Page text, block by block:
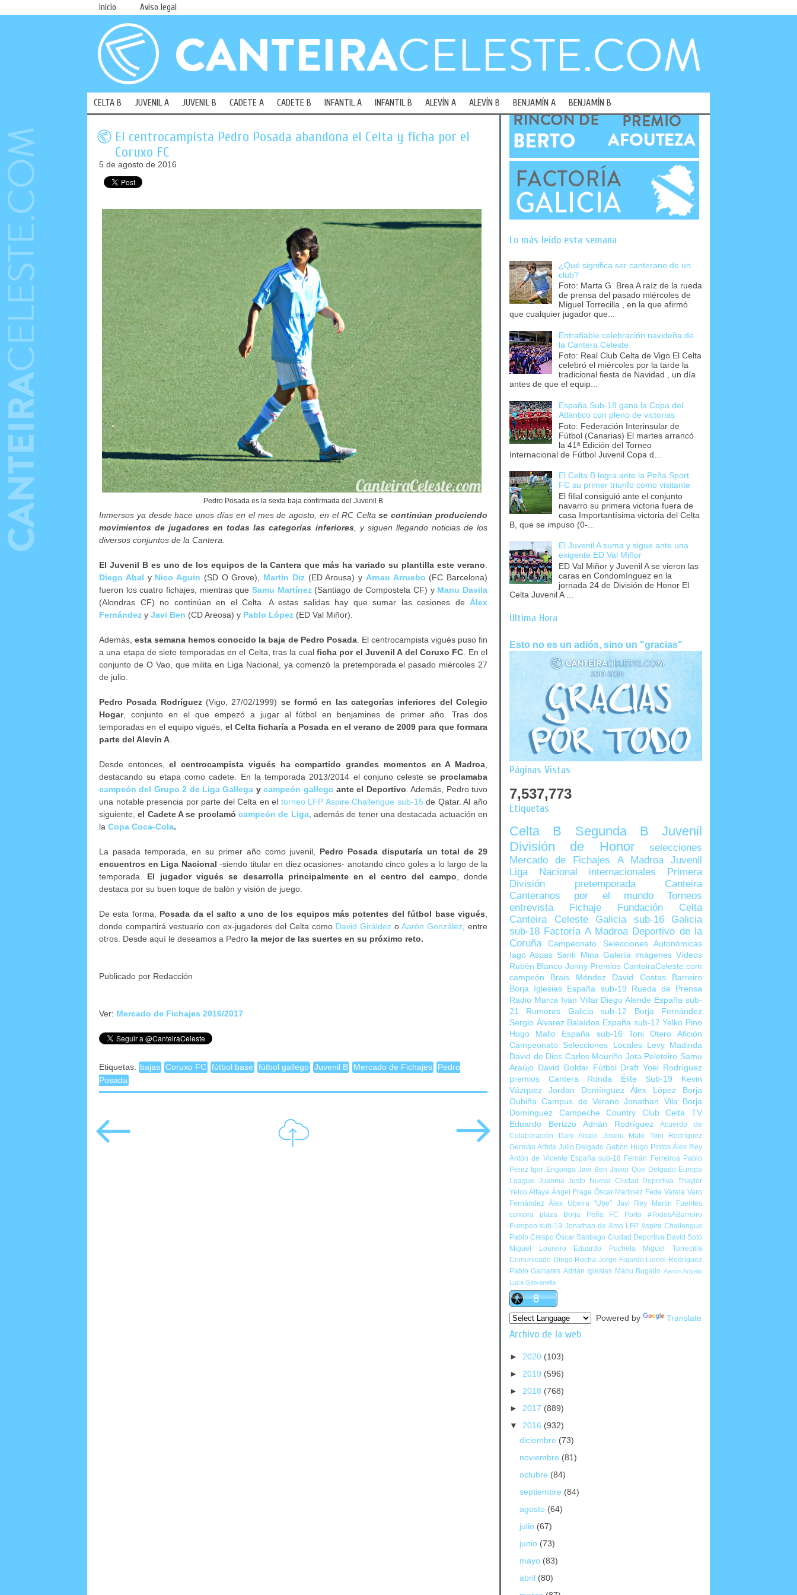
Inicio Aviso legal
CELTA B JUVENIL A JUVENIL B CADETE A CADETE B INFANTIL A INFANTIL B ALEVÍN A ALEVÍN B BENJAMÍN A BENJAMÍN B
El centrocampista Pedro Posada abandona el Celta y ficha por el
Coruxo FC
5 de agosto de 2016
Pedro Posada es la sexta baja confirmada del Juvenil B
Inmersos ya desde hace unos días en el mes de agosto, en el RC Celtase continúan produciendo
movimientos de jugadores en todas las categorías inferiores, y siguen llegando noticias de los
diversos conjuntos de la Cantera.
El Juvenil B es uno de los equipos de la Cantera que más ha variado su plantilla este verano
Diego Abal y Nico Aguin (SD O Grove), Martín Diz(ED Arousa) y Arnau Arruebo (FC Barcelona)
fueron los cuatro fichajes, mientras que Samu Martínez(Santiago de Compostela CF) y Manu Davila
(Alondras CF) no continúan en el Celta. A estas salidas hay que sumar las cesiones de Álex
Fernández y Javi Ben (CD Areosa) y Pablo López (ED Val Miñor).
Además,esta semana hemos conocido la baja de Pedro Posada. El centrocampista vigués puso fin
a una etapa de siete temporadas en el Celta, tras la cual ficha por el Juvenil A del Coruxo FC . En el
conjunto de O Vao, que milita en Liga Nacional, ya comenzó la pretemporada el pasado miércoles 27
de julio.
Pedro Posada Rodríguez(Vigo, 27/02/1999) se formó en las categorías inferiores del Colegio
Hogar, conjunto en el que empezó a jugar al fútbol en benjamines de primer año. Tras dos
temporadas en el equipo vigués, el Celta ficharía a Posada en el verano de 2009 para que formara
parte del Alevín A
Desde entonces,el centrocampista vigués ha compartido grandes momentos en A Madroa
destacando su etapa como cadete. En la temporada 2013/2014 el conjuno celeste se proclamaba
campeón del Grupo 2 de Liga Gallega ycampeón gallego ante el Deportivo . Además, Pedro tuvo
una notable presencia por parte del Celta en el torneo LFP Aspire Challengue sub-15 de Qatar. Al año
siguiente,el Cadete A se proclamócampeón de Liga, además de tener una destacada actuación en
la Copa Coca-Cola.
La pasada temporada, en su primer año como juvenil, Pedro Posada disputaría un total de 29
encuentros en Liga Nacional -siendo titular en diez ocasiones- anotando cinco goles a lo largo de la
temporada. El jugador vigués se desarrolla principalmente en el centro del campo , donde
destaca por su buen toque de balón y visión de juego.
De esta forma, Posada da el salto a uno de los equipos más potentes del fútbol base vigués
donde compartirá vestuario con ex-jugadores del Celta como David Giráldez o Aarón González , entre
otros. Desde aquí le deseamos a Pedro la mejor de las suertes en su próximo reto.
Publicado por Redacción
Ver: Mercado de Fichajes 2016/2017
Etiquetas: bajas Coruxo FC fútbol base fútbol gallego Juvenil B Mercado de Fichajes
Pedro
Posada
Lo más leído esta semana
¿Qué significa ser canterano de un
club?
Foto: Marta G. Brea A raíz de la rueda
de prensa del pasado miércoles de
Miguel Torrecilla , en la que afirmó
que cualquier jugador que...
Entrañable celebración navideña de
la Cantera Celeste
Foto: Real Club Celta de Vigo El Celta
celebró el miércoles por la tarde la
tradicional fiesta de Navidad , un día
antes de que el equip...
España Sub-18 gana la Copa del
Atlántico con pleno de victorias
Foto: Federación Interinsular de
Fútbol (Canarias) El martes arrancó
la 41ª Edición del Torneo
Internacional de Fútbol Juvenil Copa d...
El Celta B logra ante la Peña Sport
FC su primer triunfo como visitante
El filial consiguió ante el conjunto
navarro su primera victoria fuera de
casa Importantísima victoria del Celta
B, que se impuso (0-...
El Juvenil A suma y sigue ante una
exigente ED Val Miñor
ED Val Miñor y Juvenil A se vieron las
caras en Condomínguez en la
jornada 24 de División de Honor El
Celta Juvenil A ...
Última Hora
Esto no es un adiós, sino un "gracias"
Páginas Vistas
7,537,773
Etiquetas
Celta B Segunda B
Juvenil
División de Honor
selecciones
Mercado de Fichajes
A Madroa
Juvenil
Liga Nacional
internacionales
Primera
División
pretemporada
Canteira
Canteranos por el mundo
Torneos
entrevista
Fichaje
Fundación Celta
Canteira Celeste
Galicia sub-16
Galicia
sub-18 Factoría A Madroa Deportivo de la
Coruña
Campeonato Selecciones Autonómicas
Iago Aspas Santi Mina Galería imágenes Vídeos
Rubén Blanco Jonny Premios CanteiraCeleste.com
campeón
Brais Méndez David Costas
Barreiro
Borja Iglesias
España sub-19
Rueda de Prensa
Radio Marca
Iván Villar Diego Alende España sub-
21
Rumores Galicia sub-12
Borja Fernández
Sergio Álvarez Balaídos España sub-17 Yelko Pino
Hugo Mallo
España sub-16 Toni Otero
Afición
Campeonato Selecciones Locales
Levy Madinda
David de Dios Carlos Mouriño Jota Peleteiro Samu
Araújo David Goldar Fútbol Draft Yoel Rodríguez
premios Cantera
Ronda Élite Sub-19
Kevin
Vázquez
Jordan Domínguez Álex López
Borja
Oubiña Campus de Verano Jonathan Vila
Borja
Domínguez
Campeche Country Club
Celta TV
Eduardo Berizzo
Adrián Rodríguez
Acuerdo de
Colaboración
Dani Abalo Joselu Mato
Toni Rodríguez
Germán Arteta Julio Delgado Gabón Hugo Pintos Álex Rey
Antón de Vicente España sub-18 Fernán Ferreiroa Pablo
Pérez Igor Engonga Javi Ben Javier Que Delgado Europa
League Juanma Justo Nueva Ciudad Deportiva Thaylor
Yelco Alfaya Ángel Fraga Óscar Martínez Fede Varela Varo
Fernández Álex Ubeira "Ube" Javi Rey
Martín Fuentes
compra plaza
Borja Peña FC Porto
#TodosABarreiro
Europeo sub-19 Jonathan de Amo LFP Aspire Challengue
Pablo Crespo Óscar Santiago Ciudad Deportiva David Soto
Miguel Loureiro
Eduardo Pucheta
Miguel Torrecilla
Comunicado Diego Rocha Jorge Fajardo Lionel Rodríguez
Pablo Galnares Adrián Iglesias Manu Bugallo Aarón Anyelo
Luca Giovanella
Powered by Translate
Archivo de la web
► 2020 (103)
► 2019 (596)
► 2018 (768)
► 2017 (889)
▼ 2016 (932)
diciembre (73)
noviembre (81)
octubre (84)
septiembre (84)
agosto (64)
julio (67)
junio (73)
mayo (83)
abril (80)